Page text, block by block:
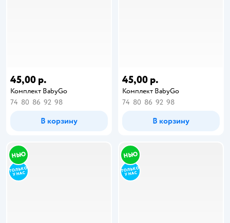
45,00 р.
Комплект BabyGo
74 80 86 92 98
В корзину
45,00 р.
Комплект BabyGo
74 80 86 92 98
В корзину